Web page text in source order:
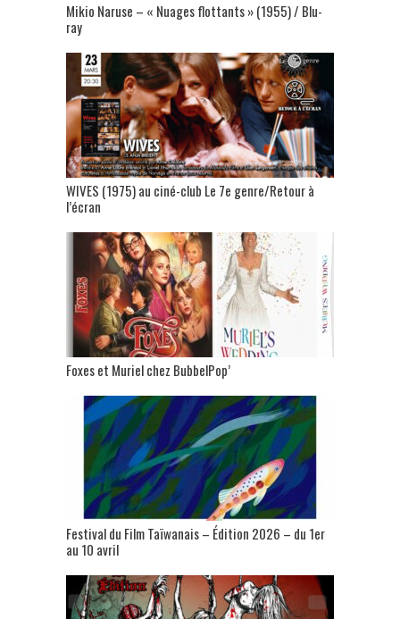
Mikio Naruse – « Nuages flottants » (1955) / Blu-
ray
WIVES (1975) au ciné-club Le 7e genre/Retour à
l’écran
Foxes et Muriel chez BubbelPop’
Festival du Film Taïwanais – Édition 2026 – du 1er
au 10 avril